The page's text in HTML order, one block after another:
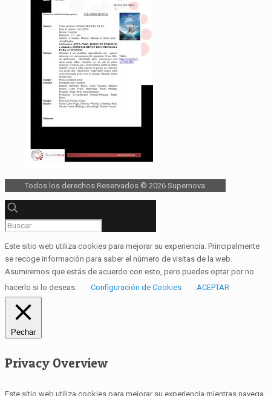
Todos los derechos Reservados © 2026 Supernova
Este sitio web utiliza cookies para mejorar su experiencia. Principalmente
se recoge información para saber el número de visitas de la web.
Asumiremos que estás de acuerdo con esto, pero puedes optar por no
hacerlo si lo deseas.
Configuración de Cookies ACEPTAR
Pechar
Privacy Overview
Este sitio web utiliza cookies para mejorar su experiencia mientras navega